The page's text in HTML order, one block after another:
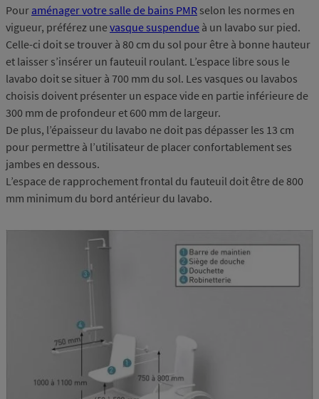
Pour aménager votre salle de bains PMR selon les normes en
vigueur, préférez unevasque suspendue à un lavabo sur pied.
Celle-ci doit se trouver à 80 cm du sol pour être à bonne hauteur
et laisser s’insérer un fauteuil roulant. L’espace libre sous le
lavabo doit se situer à 700 mm du sol. Les vasques ou lavabos
choisis doivent présenter un espace vide en partie inférieure de
300 mm de profondeur et 600 mm de largeur.
De plus, l’épaisseur du lavabo ne doit pas dépasser les 13 cm
pour permettre à l’utilisateur de placer confortablement ses
jambes en dessous.
L’espace de rapprochement frontal du fauteuil doit être de 800
mm minimum du bord antérieur du lavabo.